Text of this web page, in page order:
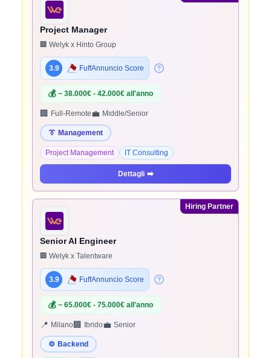
Project Manager
🏢 Welyk x Hinto Group
3.9 FuffAnnuncio Score
💰 ~ 38.000€ - 42.000€ all'anno
🏢 Full-Remote💼 Middle/Senior
👔 Management
Project Management IT Consulting
Dettagli ➡️
Hiring Partner
Senior AI Engineer
🏢 Welyk x Talentware
3.9 FuffAnnuncio Score
💰 ~ 65.000€ - 75.000€ all'anno
📍 Milano🏢 Ibrido💼 Senior
⚙️ Backend